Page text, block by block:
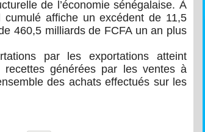
de l’économie sénégalaise. À
affiche un excédent de 11,5
460,5 milliards de FCFA un an plus
par les exportations atteint
générées par les ventes à
des achats effectués sur les